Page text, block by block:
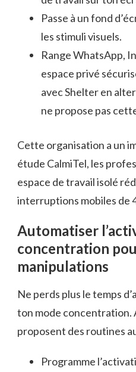
Passe à un fond
les stimuli visuels.
Range WhatsApp,
espace privé
avec Shelter en
ne propose pas
Cette organisation a un
étude CalmiTel, les
espace de travail isolé
interruptions mobiles de
Automatiser
concentration
manipulations
Ne perds plus le temps
ton mode concentration.
proposent des routines
Programme